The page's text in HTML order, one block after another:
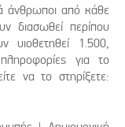
άνθρωποι από κάθε
διασωθεί περίπου
υιοθετηθεί 1.500,
για το
να το στηρίξετε: